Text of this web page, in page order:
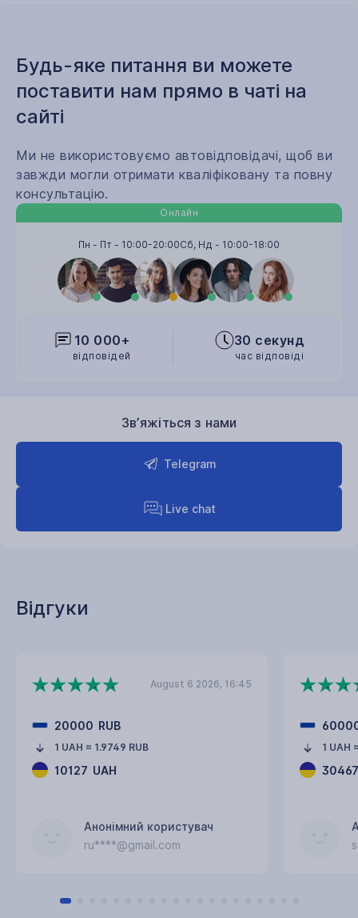
Будь-яке питання ви можете
поставити нам прямо в чаті на
сайті
Ми не використовуємо автовідповідачі, щоб ви
завжди могли отримати кваліфіковану та повну
консультацію.
Онлайн
Пн - Пт - 10:00-20:00Сб, Нд - 10:00-18:00
10 000+
відповідей
30 секунд
час відповіді
Звʼяжіться з нами
Telegram
Live chat
Відгуки
August 6 2026, 16:45
20000 RUB
1 UAH ≈ 1.9749 RUB
10127 UAH
Анонімний користувач
ru****@gmail.com
1 UAH